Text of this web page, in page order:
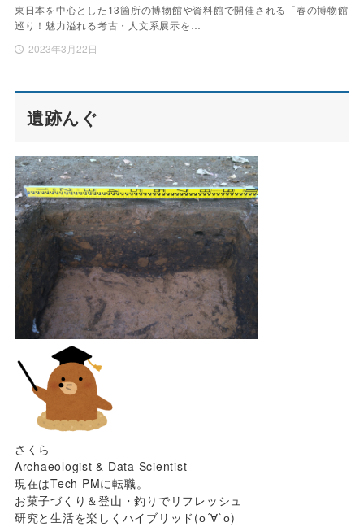
東日本を中心とした13箇所の博物館や資料館で開催される「春の博物館
巡り！魅力溢れる考古・人文系展示を…
2023年3月22日
遺跡んぐ
さくら
Archaeologist & Data Scientist
現在はTech PMに転職。
お菓子づくり＆登山・釣りでリフレッシュ
研究と生活を楽しくハイブリッド(о´∀`о)